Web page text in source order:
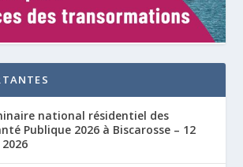
national résidentiel des
Publique 2026 à Biscarosse – 12